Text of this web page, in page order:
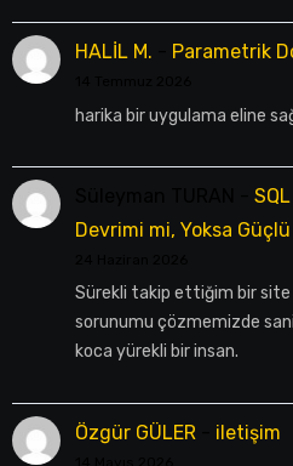
HALİL M. Parametrik
harika bir uygulama eline
Devrimi mi, Yoksa
Sürekli takip ettiğim bir site
sorunumu çözmemizde
koca yürekli bir insan.
Özgür GÜLER iletişim